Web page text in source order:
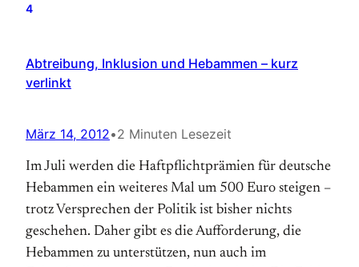
4
Abtreibung, Inklusion und Hebammen – kurz
verlinkt
März 14, 2012•2 Minuten Lesezeit
Im Juli werden die Haftpflichtprämien für deutsche
Hebammen ein weiteres Mal um 500 Euro steigen –
trotz Versprechen der Politik ist bisher nichts
geschehen. Daher gibt es die Aufforderung, die
Hebammen zu unterstützen, nun auch im